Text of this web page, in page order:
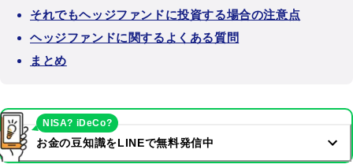
それでもヘッジファンドに投資する場合の注意点
ヘッジファンドに関するよくある質問
まとめ
お金の豆知識をLINEで無料発信中
NISA? iDeCo?